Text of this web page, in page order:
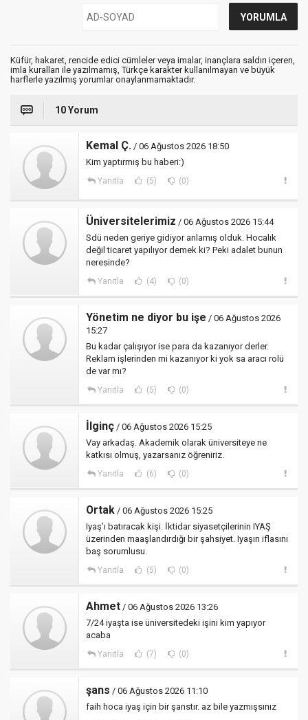
Küfür, hakaret, rencide edici cümleler veya imalar, inançlara saldırı içeren,
imla kuralları ile yazılmamış, Türkçe karakter kullanılmayan ve büyük
harflerle yazılmış yorumlar onaylanmamaktadır.
10 Yorum
Kemal Ç. / 06 Ağustos 2026 18:50
Kim yaptırmış bu haberi:)
Yanıtla (5) (0)
Üniversitelerimiz / 06 Ağustos 2026 15:44
Sdü neden geriye gidiyor anlamış olduk. Hocalık
değil ticaret yapılıyor demek ki? Peki adalet bunun
neresinde?
Yanıtla (4) (0)
Yönetim ne diyor bu işe / 06 Ağustos 2026
15:27
Bu kadar çalışıyor ise para da kazanıyor derler.
Reklam işlerinden mi kazanıyor ki yok sa aracı rolü
de var mı?
Yanıtla (5) (0)
İlginç / 06 Ağustos 2026 15:25
Vay arkadaş. Akademik olarak üniversiteye ne
katkısı olmuş, yazarsanız öğreniriz.
Yanıtla (6) (0)
Ortak / 06 Ağustos 2026 15:25
Iyaş’ı batıracak kişi. İktidar siyasetçilerinin IYAŞ
üzerinden maaşlandırdığı bir şahsiyet. Iyaşın iflasını
baş sorumlusu.
Yanıtla (5) (0)
Ahmet / 06 Ağustos 2026 13:26
7/24 iyaşta ise üniversitedeki işini kim yapıyor
acaba
Yanıtla (7) (0)
şans / 06 Ağustos 2026 11:10
faih hoca iyaş için bir şanstır. az bile yazmışsınız